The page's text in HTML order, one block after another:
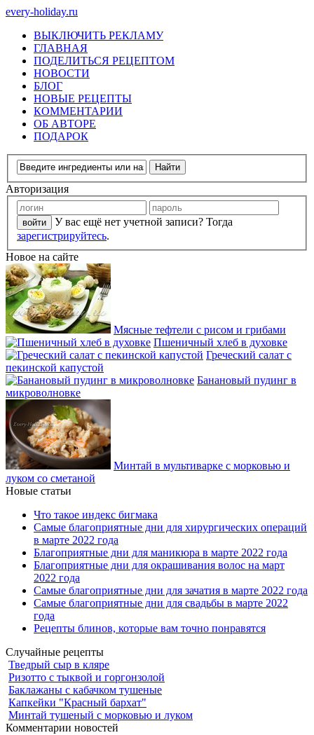
every-holiday.ru
ВЫКЛЮЧИТЬ РЕКЛАМУ
ГЛАВНАЯ
ПОДЕЛИТЬСЯ РЕЦЕПТОМ
НОВОСТИ
БЛОГ
НОВЫЕ РЕЦЕПТЫ
КОММЕНТАРИИ
ОБ АВТОРЕ
ПОДАРОК
Авторизация
У вас ещё нет учетной записи? Тогда
зарегистрируйтесь.
Новое на сайте
Мясные тефтели с рисом и грибами
Пшеничный хлеб в духовке
Греческий салат с
пекинской капустой
Банановый пудинг в
микроволновке
Минтай в мультиварке с морковью и
луком со сметаной
Новые статьи
Что такое индекс бигмака
Самые благоприятные дни для хирургических операций
в марте 2022 года
Благоприятные дни для маникюра в марте 2022 года
Благоприятные дни для окрашивания волос на март
2022 года
Самые благоприятные дни для зачатия в марте 2022 года
Самые благоприятные дни для свадьбы в марте 2022
года
Рецепты блинов, которые вам точно понравятся
Случайные рецепты
Тведрый сыр в кляре
Ризотто с тыквой и горгонзолой
Баклажаны с кабачком тушеные
Капкейки "Красный бархат"
Минтай тушеный с морковью и луком
Комментарии новостей